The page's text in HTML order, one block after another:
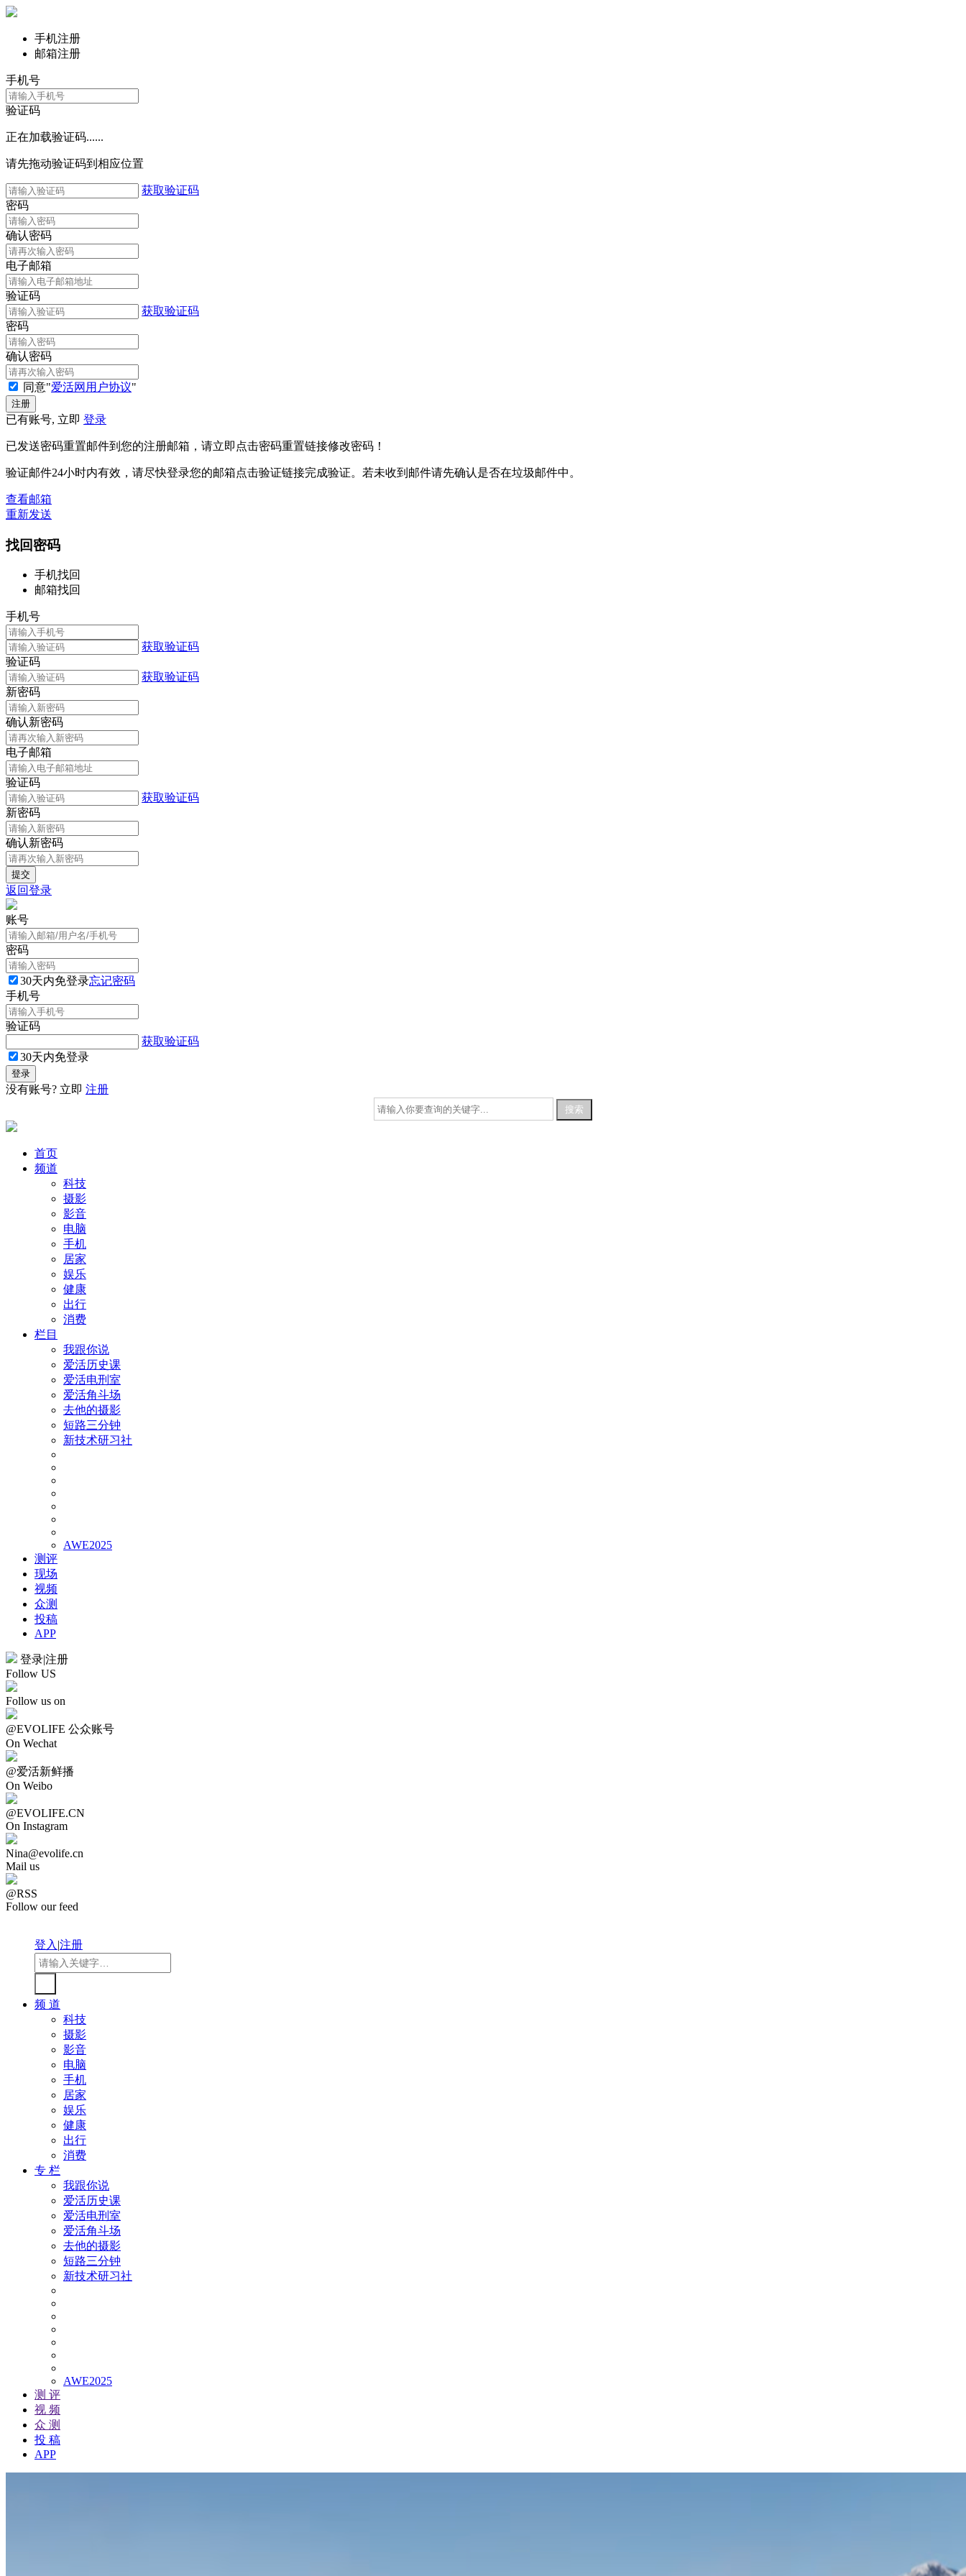
手机注册
邮箱注册
手机号
验证码
正在加载验证码......
请先拖动验证码到相应位置
获取验证码
密码
确认密码
电子邮箱
验证码
获取验证码
密码
确认密码
同意"爱活网用户协议"
已有账号, 立即 登录
已发送密码重置邮件到您的注册邮箱，请立即点击密码重置链接修改密码！
验证邮件24小时内有效，请尽快登录您的邮箱点击验证链接完成验证。若未收到邮件请先确认是否在垃圾邮件中。
查看邮箱
重新发送
找回密码
手机找回
邮箱找回
手机号
获取验证码
验证码
获取验证码
新密码
确认新密码
电子邮箱
验证码
获取验证码
新密码
确认新密码
返回登录
账号
密码
30天内免登录忘记密码
手机号
验证码
获取验证码
30天内免登录
没有账号? 立即 注册
首页
频道
科技
摄影
影音
电脑
手机
居家
娱乐
健康
出行
消费
栏目
我跟你说
爱活历史课
爱活电刑室
爱活角斗场
去他的摄影
短路三分钟
新技术研习社
AWE2025
测评
现场
视频
众测
投稿
APP
登录|注册
Follow US
Follow us on
@EVOLIFE 公众账号
On Wechat
@爱活新鲜播
On Weibo
@EVOLIFE.CN
On Instagram
Nina@evolife.cn
Mail us
@RSS
Follow our feed
登入|注册
频 道
科技
摄影
影音
电脑
手机
居家
娱乐
健康
出行
消费
专 栏
我跟你说
爱活历史课
爱活电刑室
爱活角斗场
去他的摄影
短路三分钟
新技术研习社
AWE2025
测 评
视 频
众 测
投 稿
APP